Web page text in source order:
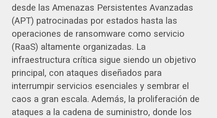
desde las Amenazas Persistentes Avanzadas
(APT) patrocinadas por estados hasta las
operaciones de ransomware como servicio
(RaaS) altamente organizadas. La
infraestructura crítica sigue siendo un objetivo
principal, con ataques diseñados para
interrumpir servicios esenciales y sembrar el
caos a gran escala. Además, la proliferación de
ataques a la cadena de suministro, donde los